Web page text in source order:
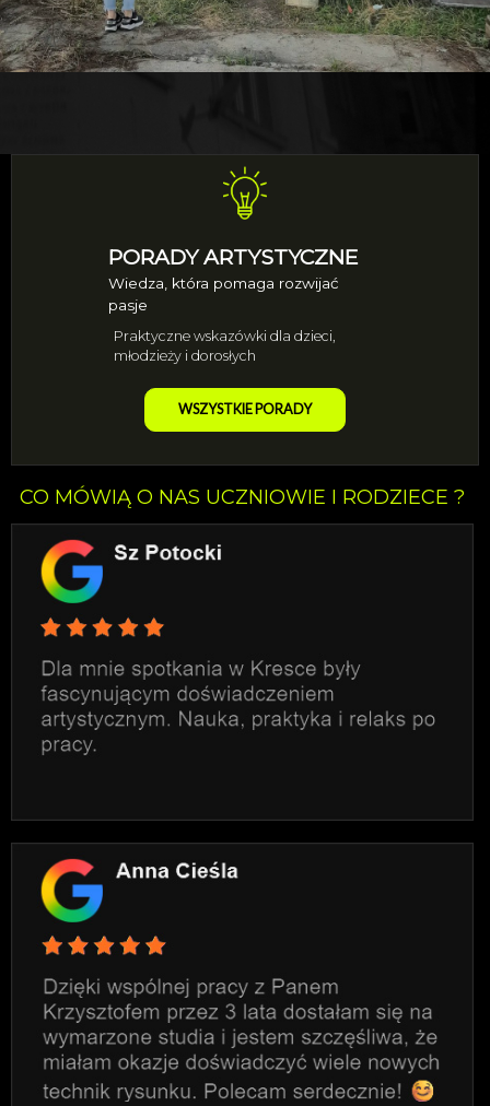
PORADY ARTYSTYCZNE
Wiedza, która pomaga rozwijać
pasje
Praktyczne wskazówki dla dzieci,
młodzieży i dorosłych
WSZYSTKIE PORADY
CO MÓWIĄ O NAS UCZNIOWIE I RODZIECE ?